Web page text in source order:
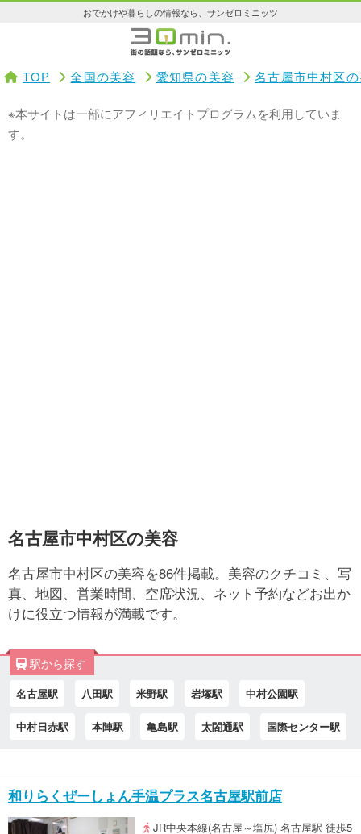
おでかけや暮らしの情報なら、サンゼロミニッツ
TOP 全国の美容 愛知県の美容 名古屋市中村区
※本サイトは一部にアフィリエイトプログラムを利用していま
す。
名古屋市中村区の美容
名古屋市中村区の美容を86件掲載。美容のクチコミ、写
真、地図、営業時間、空席状況、ネット予約などお出か
けに役立つ情報が満載です。
駅から探す
名古屋駅 八田駅 米野駅 岩塚駅 中村公園駅
中村日赤駅 本陣駅 亀島駅 太閤通駅 国際センター駅
和りらくぜーしょん手温プラス名古屋駅前店
JR中央本線(名古屋～塩尻) 名古屋駅 徒歩5